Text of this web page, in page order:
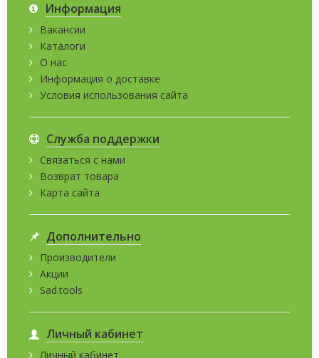
Информация
Вакансии
Каталоги
О нас
Информация о доставке
Условия использования сайта
Служба поддержки
Связаться с нами
Возврат товара
Карта сайта
Дополнительно
Производители
Акции
Sad.tools
Личный кабинет
Личный кабинет